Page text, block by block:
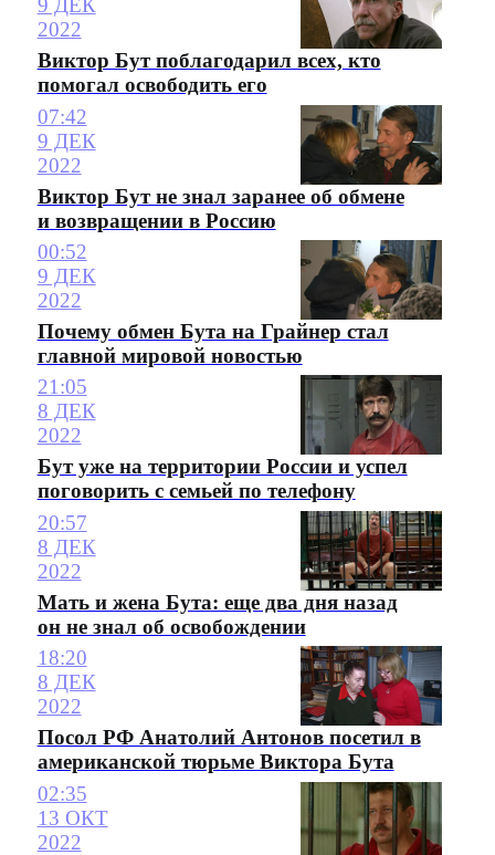
9 ДЕК
2022
Виктор Бут поблагодарил всех, кто
помогал освободить его
07:42
9 ДЕК
2022
Виктор Бут не знал заранее об обмене
и возвращении в Россию
00:52
9 ДЕК
2022
Почему обмен Бута на Грайнер стал
главной мировой новостью
21:05
8 ДЕК
2022
Бут уже на территории России и успел
поговорить с семьей по телефону
20:57
8 ДЕК
2022
Мать и жена Бута: еще два дня назад
он не знал об освобождении
18:20
8 ДЕК
2022
Посол РФ Анатолий Антонов посетил в
американской тюрьме Виктора Бута
02:35
13 ОКТ
2022